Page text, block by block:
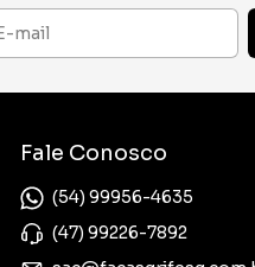
Fale Conosco
(54) 99956-4635
(47) 99226-7892